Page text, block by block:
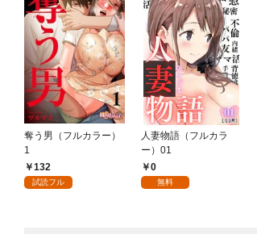
奪う男（フルカラー）
1
132
試読フル
人妻物語（フルカラ
ー）01
0
無料